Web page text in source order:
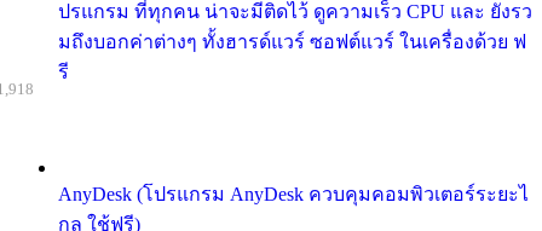
ปรแกรม ที่ทุกคน น่าจะมีติดไว้ ดูความเร็ว CPU และ ยังรว
มถึงบอกค่าต่างๆ ทั้งฮารด์แวร์ ซอฟต์แวร์ ในเครื่องด้วย ฟ
รี
AnyDesk (โปรแกรม AnyDesk ควบคุมคอมพิวเตอร์ระยะไ
กล ใช้ฟรี)